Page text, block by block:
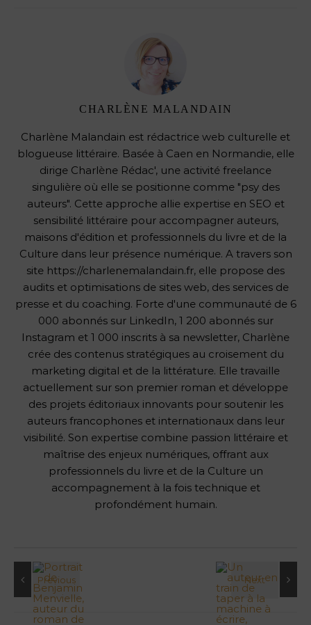
CHARLÈNE MALANDAIN
Charlène Malandain est rédactrice web culturelle et
blogueuse littéraire. Basée à Caen en Normandie, elle
dirige Charlène Rédac', une activité freelance
singulière où elle se positionne comme "psy des
auteurs". Cette approche allie expertise en SEO et
sensibilité littéraire pour accompagner auteurs,
maisons d'édition et professionnels du livre et de la
Culture dans leur présence numérique. A travers son
site https://charlenemalandain.fr, elle propose des
audits et optimisations de sites web, des services de
presse et du coaching. Forte d'une communauté de 6
000 abonnés sur LinkedIn, 1 200 abonnés sur
Instagram et 1 000 inscrits à sa newsletter, Charlène
crée des contenus stratégiques au croisement du
marketing digital et de la littérature. Elle travaille
actuellement sur son premier roman et développe
des projets éditoriaux innovants pour soutenir les
auteurs francophones et internationaux dans leur
visibilité. Son expertise combine passion littéraire et
maîtrise des enjeux numériques, offrant aux
professionnels du livre et de la Culture un
accompagnement à la fois technique et
profondément humain.